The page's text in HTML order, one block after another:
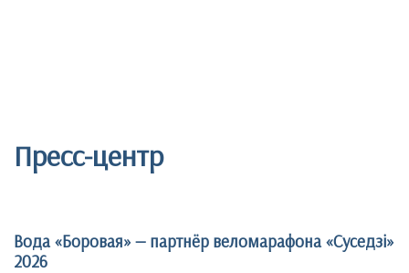
Пресс-центр
Вода «Боровая» — партнёр веломарафона «Суседзi»
2026